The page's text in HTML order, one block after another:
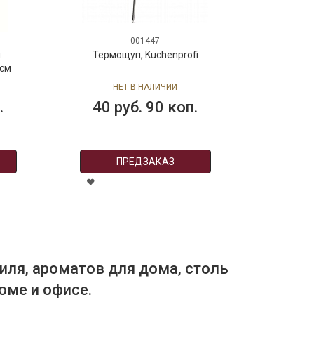
001447
Термощуп, Kuchenprofi
НЕТ В НАЛИЧИИ
40 руб. 90 коп.
ПРЕДЗАКАЗ
ароматов для дома, столь
и офисе.